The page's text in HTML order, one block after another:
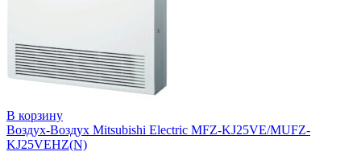
В корзину
Воздух-Воздух Mitsubishi Electric MFZ-KJ25VE/MUFZ-
KJ25VEHZ(N)